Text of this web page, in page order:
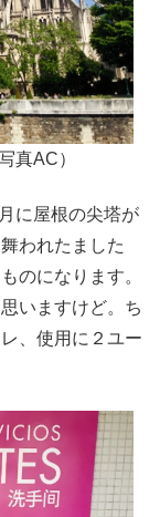
真AC）
に屋根の尖塔が
われたました
のになります。
いますけど。ち
、使用に２ユー